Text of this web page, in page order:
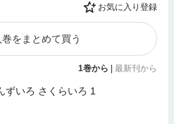
お気に入り登録
をまとめて買う
1巻から | 最新刊から
ずいろ さくらいろ 1